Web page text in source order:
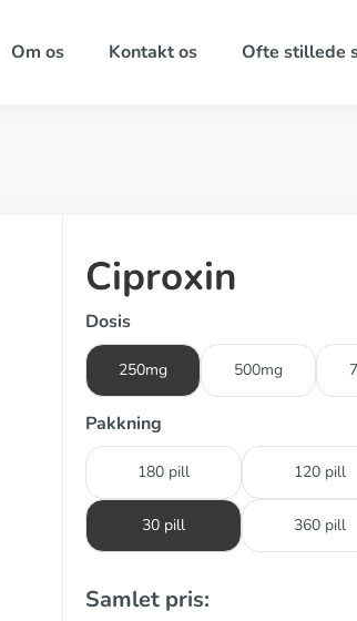
Om os Kontakt os Ofte stillede
Ciproxin
Dosis
250mg 500mg
Pakkning
180 pill 120 pill
30 pill 360 pill
Samlet pris: